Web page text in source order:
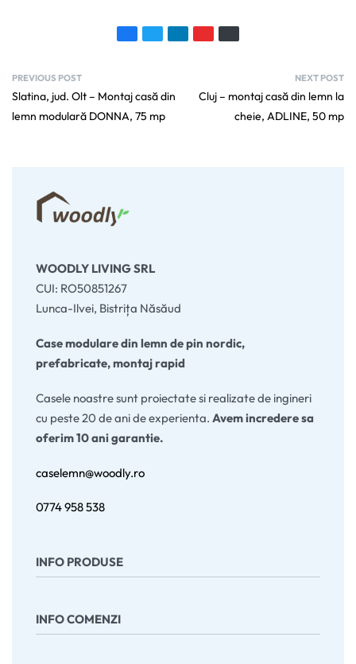
PREVIOUS POST
Slatina, jud. Olt – Montaj casă din
lemn modulară DONNA, 75 mp
NEXT POST
Cluj – montaj casă din lemn la
cheie, ADLINE, 50 mp
WOODLY LIVING SRL
CUI: RO50851267
Lunca-Ilvei, Bistrița Năsăud
Case modulare din lemn de pin nordic,
prefabricate, montaj rapid
Casele noastre sunt proiectate si realizate de ingineri
cu peste 20 de ani de experienta. Avem incredere sa
oferim 10 ani garantie.
caselemn@woodly.ro
0774 958 538
INFO PRODUSE
Acoperis, invelitoare
INFO COMENZI